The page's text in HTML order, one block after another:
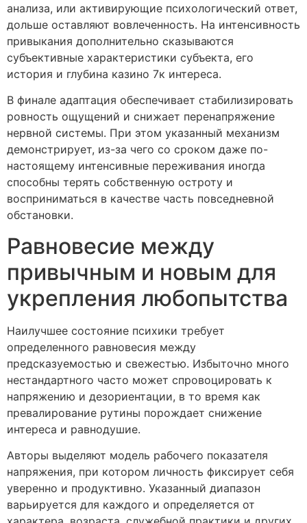
анализа, или активирующие психологический ответ,
дольше оставляют вовлеченность. На интенсивность
привыкания дополнительно сказываются
субъективные характеристики субъекта, его
история и глубина казино 7к интереса.
В финале адаптация обеспечивает стабилизировать
ровность ощущений и снижает перенапряжение
нервной системы. При этом указанный механизм
демонстрирует, из-за чего со сроком даже по-
настоящему интенсивные переживания иногда
способны терять собственную остроту и
восприниматься в качестве часть повседневной
обстановки.
Равновесие между
привычным и новым для
укрепления любопытства
Наилучшее состояние психики требует
определенного равновесия между
предсказуемостью и свежестью. Избыточно много
нестандартного часто может спровоцировать к
напряжению и дезориентации, в то время как
превалирование рутины порождает снижение
интереса и равнодушие.
Авторы выделяют модель рабочего показателя
напряжения, при котором личность фиксирует себя
уверенно и продуктивно. Указанный диапазон
варьируется для каждого и определяется от